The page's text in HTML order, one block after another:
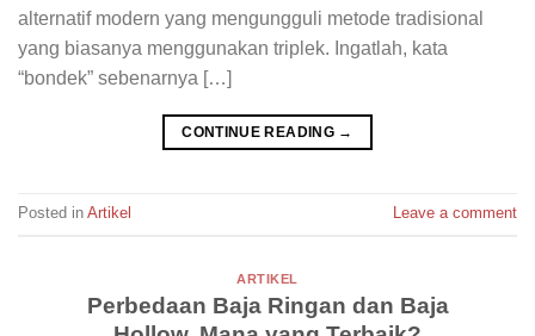
alternatif modern yang mengungguli metode tradisional
yang biasanya menggunakan triplek. Ingatlah, kata
“bondek” sebenarnya […]
CONTINUE READING →
Posted in Artikel Leave a comment
ARTIKEL
Perbedaan Baja Ringan dan Baja